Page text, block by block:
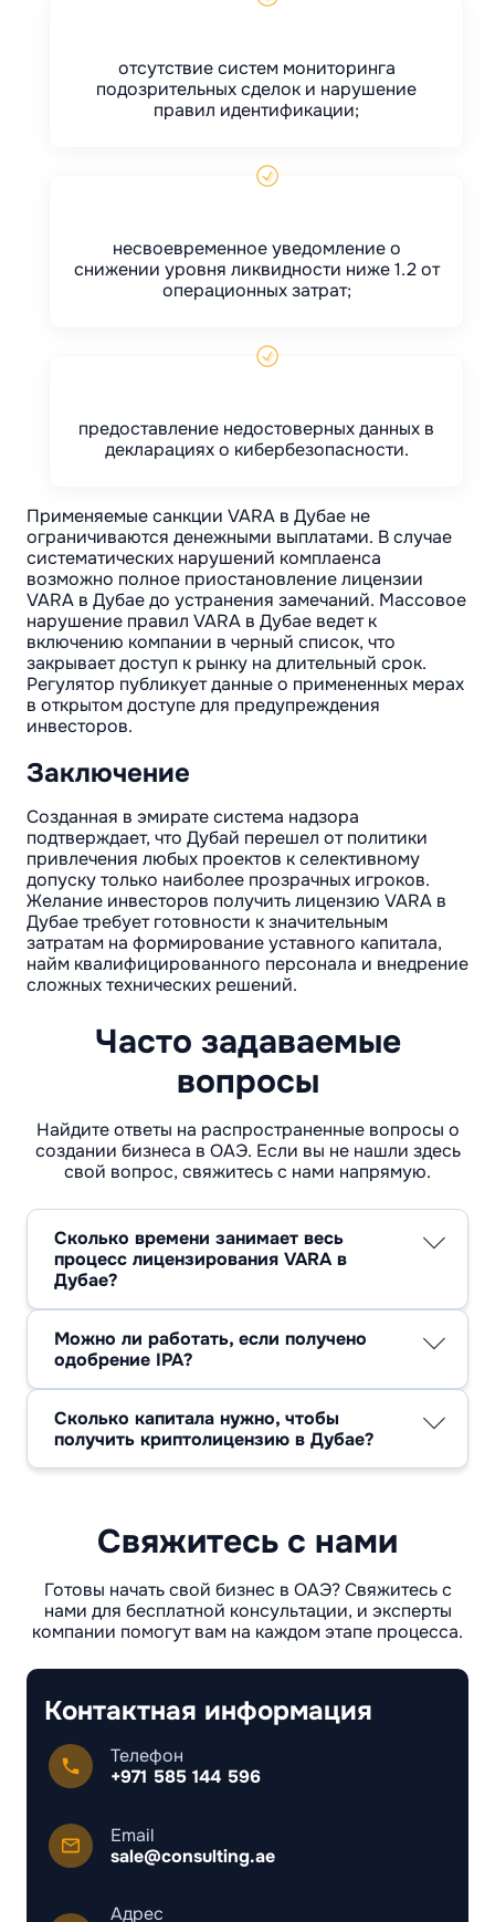
отсутствие систем мониторинга
подозрительных сделок и нарушение
правил идентификации;
несвоевременное уведомление о
снижении уровня ликвидности ниже 1.2 от
операционных затрат;
предоставление недостоверных данных в
декларациях о кибербезопасности.
Применяемые санкции VARA в Дубае не
ограничиваются денежными выплатами. В случае
систематических нарушений комплаенса
возможно полное приостановление лицензии
VARA в Дубае до устранения замечаний. Массовое
нарушение правил VARA в Дубае ведет к
включению компании в черный список, что
закрывает доступ к рынку на длительный срок.
Регулятор публикует данные о примененных мерах
в открытом доступе для предупреждения
инвесторов.
Заключение
Созданная в эмирате система надзора
подтверждает, что Дубай перешел от политики
привлечения любых проектов к селективному
допуску только наиболее прозрачных игроков.
Желание инвесторов получить лицензию VARA в
Дубае требует готовности к значительным
затратам на формирование уставного капитала,
найм квалифицированного персонала и внедрение
сложных технических решений.
Часто задаваемые
вопросы
Найдите ответы на распространенные вопросы о
создании бизнеса в ОАЭ. Если вы не нашли здесь
свой вопрос, свяжитесь с нами напрямую.
Сколько времени занимает весь
процесс лицензирования VARA в
Дубае?
месяцев для получения полной
авторизации.
Можно ли работать, если получено
одобрение IPA?
операции с активами клиентов
категорически запрещено.
Сколько капитала нужно, чтобы
получить криптолицензию в Дубае?
операций и кастодии — до 1 500 000 AED.
Свяжитесь с нами
Готовы начать свой бизнес в ОАЭ? Свяжитесь с
нами для бесплатной консультации, и эксперты
компании помогут вам на каждом этапе процесса.
Контактная информация
Телефон
+971 585 144 596
Email
sale@consulting.ae
Адрес